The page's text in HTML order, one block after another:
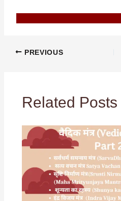
PREVIOUS
Related Posts